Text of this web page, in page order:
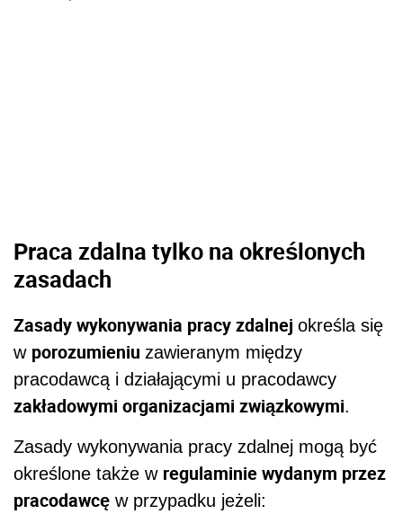
Praca zdalna tylko na określonych
zasadach
Zasady wykonywania pracy zdalnej określa się
w porozumieniu zawieranym między
pracodawcą i działającymi u pracodawcy
zakładowymi organizacjami związkowymi.
Zasady wykonywania pracy zdalnej mogą być
określone także w regulaminie wydanym przez
pracodawcę w przypadku jeżeli: